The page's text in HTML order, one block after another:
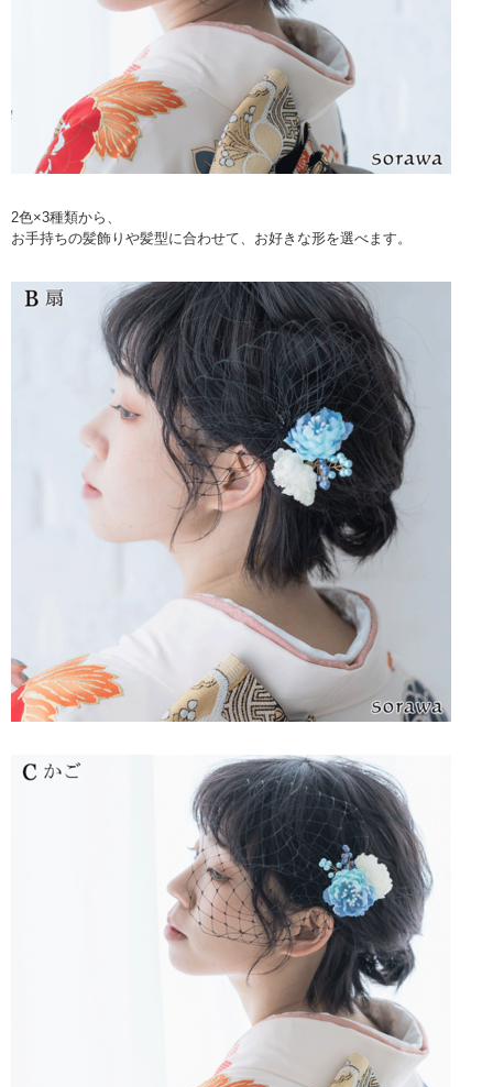
2色×3種類から、
お手持ちの髪飾りや髪型に合わせて、お好きな形を選べます。